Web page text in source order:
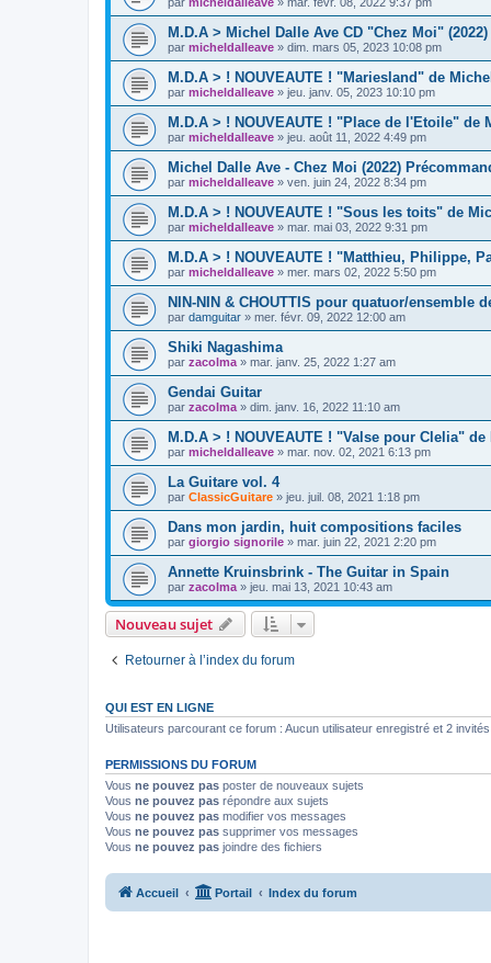
M.D.A > Michel Dalle Ave CD "Chez Moi"
par micheldalleave » dim. mars 05, 2023 10:08 pm
M.D.A > ! NOUVEAUTE ! "Mariesland" de
par micheldalleave » jeu. janv. 05, 2023 10:10 pm
M.D.A > ! NOUVEAUTE ! "Place de l'Etoile" de
par micheldalleave » jeu. août 11, 2022 4:49 pm
Michel Dalle Ave - Chez Moi (2022)
par micheldalleave » ven. juin 24, 2022 8:34 pm
M.D.A > ! NOUVEAUTE ! "Sous les toits" de
par micheldalleave » mar. mai 03, 2022 9:31 pm
M.D.A > ! NOUVEAUTE ! "Matthieu, Philippe,
par micheldalleave » mer. mars 02, 2022 5:50 pm
NIN-NIN & CHOUTTIS pour quatuor/ensemble
par damguitar » mer. févr. 09, 2022 12:00 am
Shiki Nagashima
par zacolma » mar. janv. 25, 2022 1:27 am
Gendai Guitar
par zacolma » dim. janv. 16, 2022 11:10 am
M.D.A > ! NOUVEAUTE ! "Valse pour Clelia"
par micheldalleave » mar. nov. 02, 2021 6:13 pm
La Guitare vol. 4
par ClassicGuitare » jeu. juil. 08, 2021 1:18 pm
Dans mon jardin, huit compositions faciles
par giorgio signorile » mar. juin 22, 2021 2:20 pm
Annette Kruinsbrink - The Guitar in Spain
par zacolma » jeu. mai 13, 2021 10:43 am
Nouveau sujet
Retourner à l’index du forum
QUI EST EN LIGNE
Utilisateurs parcourant ce forum : Aucun utilisateur enregistré et 2 invités
PERMISSIONS DU FORUM
Vous ne pouvez pas poster de nouveaux sujets
Vous ne pouvez pas répondre aux sujets
Vous ne pouvez pas modifier vos messages
Vous ne pouvez pas supprimer vos messages
Vous ne pouvez pas joindre des fichiers
Accueil Portail Index du forum